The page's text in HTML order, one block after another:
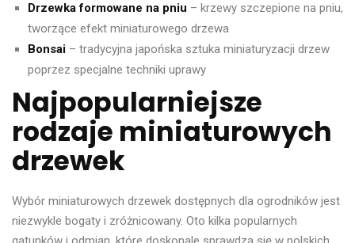
Drzewka formowane na pniu – krzewy szczepione na pniu,
tworzące efekt miniaturowego drzewa
Bonsai – tradycyjna japońska sztuka miniaturyzacji drzew
poprzez specjalne techniki uprawy
Najpopularniejsze
rodzaje miniaturowych
drzewek
Wybór miniaturowych drzewek dostępnych dla ogrodników jest
niezwykle bogaty i zróżnicowany. Oto kilka popularnych